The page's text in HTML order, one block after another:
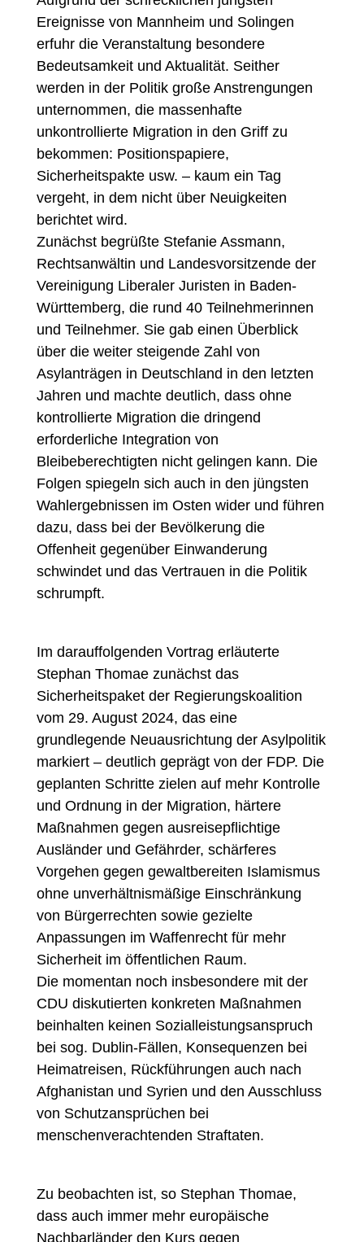
Ereignisse von Mannheim und Solingen
erfuhr die Veranstaltung besondere
Bedeutsamkeit und Aktualität. Seither
werden in der Politik große Anstrengungen
unternommen, die massenhafte
unkontrollierte Migration in den Griff zu
bekommen: Positionspapiere,
Sicherheitspakte usw. – kaum ein Tag
vergeht, in dem nicht über Neuigkeiten
berichtet wird.
Zunächst begrüßte Stefanie Assmann,
Rechtsanwältin und Landesvorsitzende der
Vereinigung Liberaler Juristen in Baden-
Württemberg, die rund 40 Teilnehmerinnen
und Teilnehmer. Sie gab einen Überblick
über die weiter steigende Zahl von
Asylanträgen in Deutschland in den letzten
Jahren und machte deutlich, dass ohne
kontrollierte Migration die dringend
erforderliche Integration von
Bleibeberechtigten nicht gelingen kann. Die
Folgen spiegeln sich auch in den jüngsten
Wahlergebnissen im Osten wider und führen
dazu, dass bei der Bevölkerung die
Offenheit gegenüber Einwanderung
schwindet und das Vertrauen in die Politik
schrumpft.
Im darauffolgenden Vortrag erläuterte
Stephan Thomae zunächst das
Sicherheitspaket der Regierungskoalition
vom 29. August 2024, das eine
grundlegende Neuausrichtung der Asylpolitik
markiert – deutlich geprägt von der FDP. Die
geplanten Schritte zielen auf mehr Kontrolle
und Ordnung in der Migration, härtere
Maßnahmen gegen ausreisepflichtige
Ausländer und Gefährder, schärferes
Vorgehen gegen gewaltbereiten Islamismus
ohne unverhältnismäßige Einschränkung
von Bürgerrechten sowie gezielte
Anpassungen im Waffenrecht für mehr
Sicherheit im öffentlichen Raum.
Die momentan noch insbesondere mit der
CDU diskutierten konkreten Maßnahmen
beinhalten keinen Sozialleistungsanspruch
bei sog. Dublin-Fällen, Konsequenzen bei
Heimatreisen, Rückführungen auch nach
Afghanistan und Syrien und den Ausschluss
von Schutzansprüchen bei
menschenverachtenden Straftaten.
Zu beobachten ist, so Stephan Thomae,
dass auch immer mehr europäische
Nachbarländer den Kurs gegen